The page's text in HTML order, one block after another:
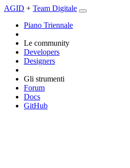
AGID + Team Digitale
Piano Triennale
Le community
Developers
Designers
Gli strumenti
Forum
Docs
GitHub